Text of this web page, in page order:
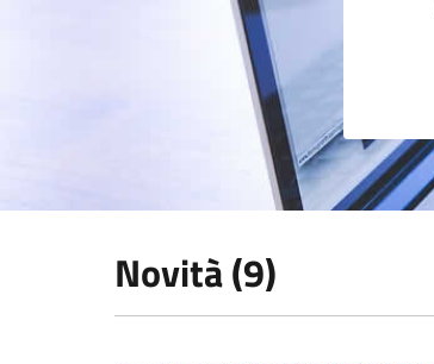
Novità (9)